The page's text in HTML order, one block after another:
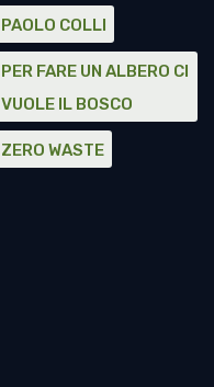
PAOLO COLLI
PER FARE UN ALBERO CI
VUOLE IL BOSCO
ZERO WASTE